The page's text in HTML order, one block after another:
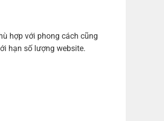
hợp với phong cách cũng
hạn số lượng website.